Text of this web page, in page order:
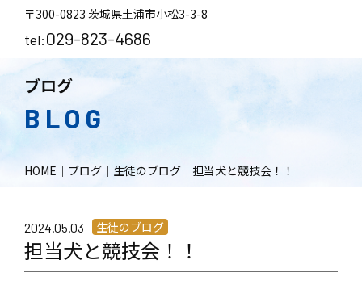
〒300-0823 茨城県土浦市小松3-3-8
tel:029-823-4686
ブログ
BLOG
HOME ｜ ブログ ｜ 生徒のブログ ｜ 担当犬と競技会！！
2024.05.03 生徒のブログ
担当犬と競技会！！